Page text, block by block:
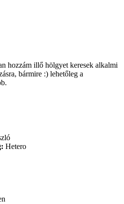
hozzám illő hölgyet keresek alkalmi
bármire :) lehetőleg a
Hetero